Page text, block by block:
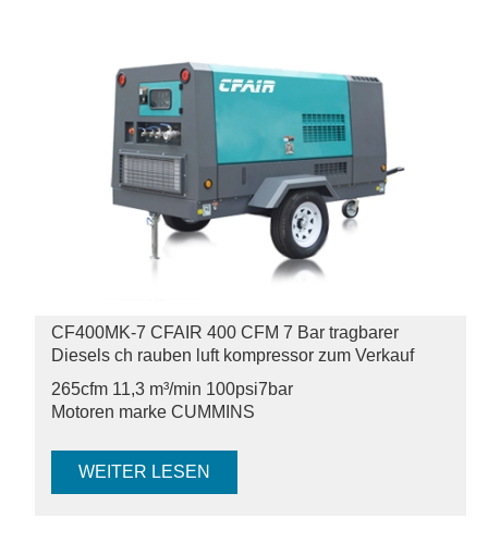
CF400MK-7 CFAIR 400 CFM 7 Bar tragbarer
Diesels ch rauben luft kompressor zum Verkauf
265cfm 11,3 m³/min 100psi7bar
Motoren marke CUMMINS
WEITER LESEN